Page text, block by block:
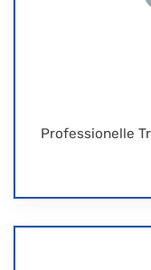
Professionelle